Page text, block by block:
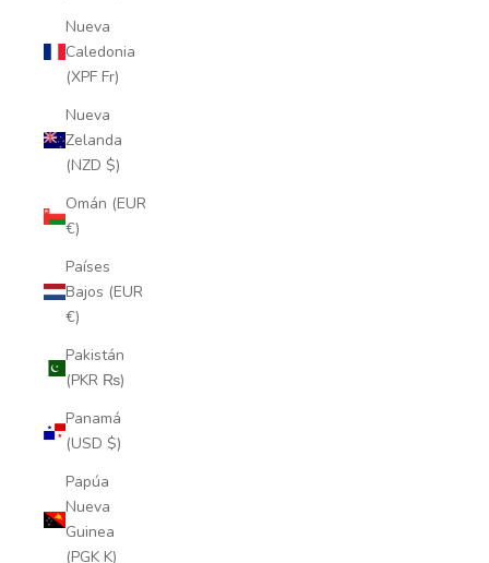
Nueva
Caledonia
(XPF Fr)
Nueva
Zelanda
(NZD $)
Omán (EUR
€)
Países
Bajos (EUR
€)
Pakistán
(PKR ₨)
Panamá
(USD $)
Papúa
Nueva
Guinea
(PGK K)